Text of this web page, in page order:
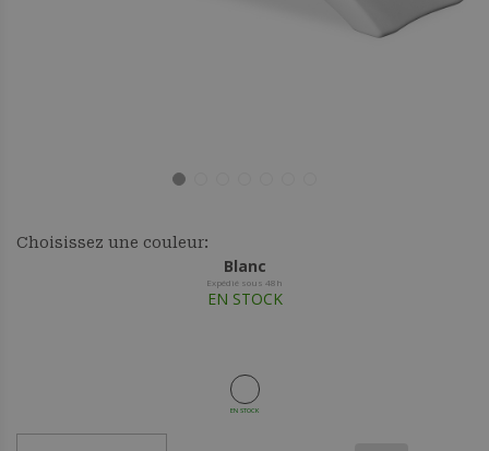
Choisissez une couleur:
Blanc
Expédié sous 48h
EN STOCK
EN STOCK